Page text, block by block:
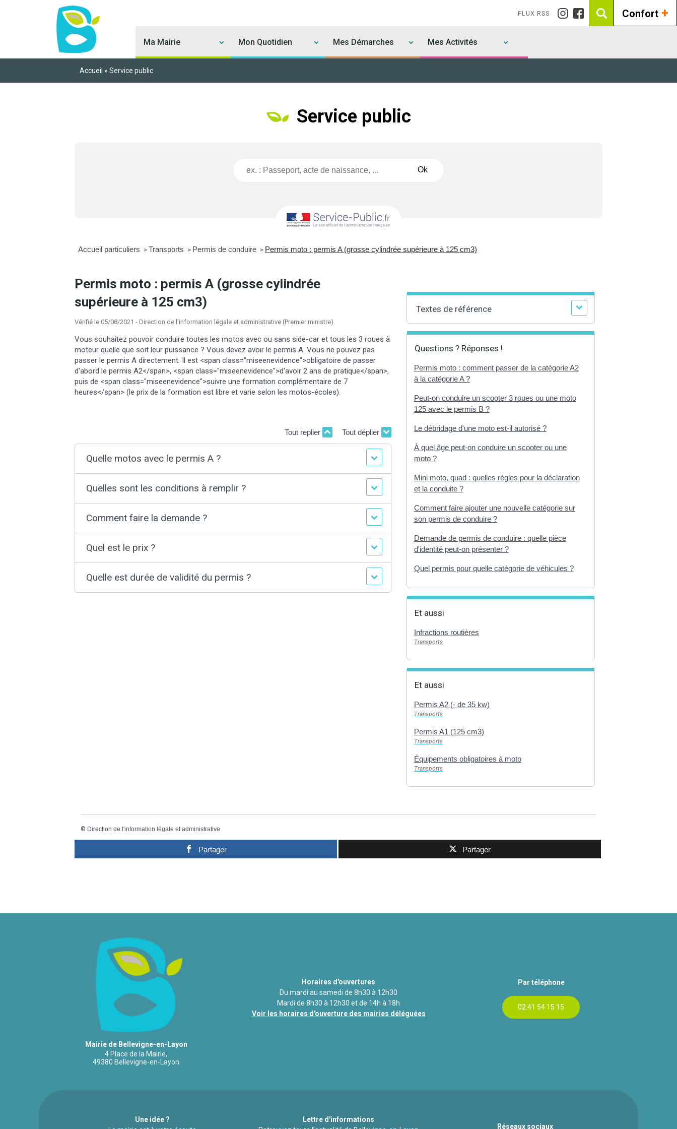
Confort +
FLUX RSS
Ma Mairie Mon Quotidien Mes Démarches Mes Activités
Accueil » Service public
Service public
Accueil particuliers > Transports > Permis de conduire > Permis moto : permis A (grosse cylindrée supérieure à 125 cm3)
Permis moto : permis A (grosse cylindrée
supérieure à 125 cm3)
Vérifié le 05/08/2021 - Direction de l'information légale et administrative (Premier ministre)
Vous souhaitez pouvoir conduire toutes les motos avec ou sans side-car et tous les 3 roues à
moteur quelle que soit leur puissance ? Vous devez avoir le permis A. Vous ne pouvez pas
passer le permis A directement. Il est <span class="miseenevidence">obligatoire de passer
d'abord le permis A2</span>, <span class="miseenevidence">d'avoir 2 ans de pratique</span>,
puis de <span class="miseenevidence">suivre une formation complémentaire de 7
heures</span> (le prix de la formation est libre et varie selon les motos-écoles).
Tout replier Tout déplier
Quelle motos avec le permis A ?
Quelles sont les conditions à remplir ?
Comment faire la demande ?
Quel est le prix ?
Quelle est durée de validité du permis ?
Textes de référence
Questions ? Réponses !
Permis moto : comment passer de la catégorie A2
à la catégorie A ?
Peut-on conduire un scooter 3 roues ou une moto
125 avec le permis B ?
Le débridage d'une moto est-il autorisé ?
À quel âge peut-on conduire un scooter ou une
moto ?
Mini moto, quad : quelles règles pour la déclaration
et la conduite ?
Comment faire ajouter une nouvelle catégorie sur
son permis de conduire ?
Demande de permis de conduire : quelle pièce
d'identité peut-on présenter ?
Quel permis pour quelle catégorie de véhicules ?
Et aussi
Infractions routières
Transports
Et aussi
Permis A2 (- de 35 kw)
Transports
Permis A1 (125 cm3)
Transports
Équipements obligatoires à moto
Transports
© Direction de l'information légale et administrative
Partager Partager
Mairie de Bellevigne-en-Layon
4 Place de la Mairie,
49380 Bellevigne-en-Layon
Horaires d'ouvertures
Du mardi au samedi de 8h30 à 12h30
Mardi de 8h30 à 12h30 et de 14h à 18h
Voir les horaires d'ouverture des mairies déléguées
Par téléphone
02 41 54 15 15
Une idée ?
Lettre d'informations
Réseaux sociaux